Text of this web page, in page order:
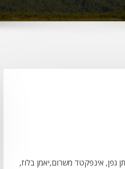
גפן, אינפקטד משרום,יאמן בלוז,